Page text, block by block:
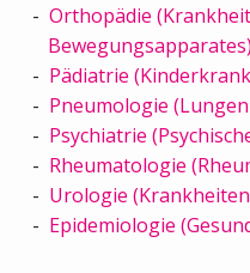
Orthopädie
Bewegungsapparates)
Pädiatrie
Pneumologie
Psychiatrie
Rheumatologie
Urologie
Epidemiologie